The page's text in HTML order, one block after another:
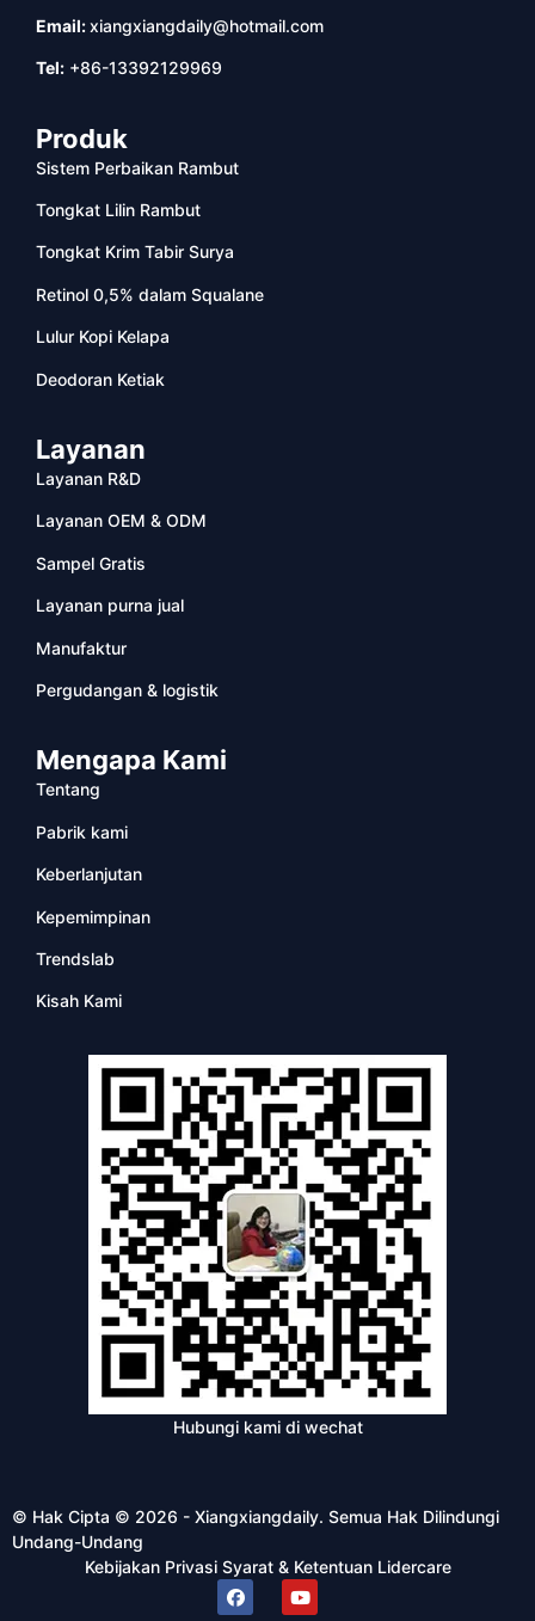
Email:xiangxiangdaily@hotmail.com
Tel: +86-13392129969
Produk
Sistem Perbaikan Rambut
Tongkat Lilin Rambut
Tongkat Krim Tabir Surya
Retinol 0,5% dalam Squalane
Lulur Kopi Kelapa
Deodoran Ketiak
Layanan
Layanan R&D
Layanan OEM & ODM
Sampel Gratis
Layanan purna jual
Manufaktur
Pergudangan & logistik
Mengapa Kami
Tentang
Pabrik kami
Keberlanjutan
Kepemimpinan
Trendslab
Kisah Kami
Hubungi kami di wechat
© Hak Cipta © 2026 - Xiangxiangdaily. Semua Hak Dilindungi
Undang-Undang
Kebijakan Privasi Syarat & Ketentuan Lidercare